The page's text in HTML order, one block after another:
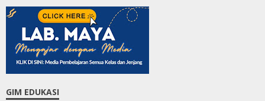
GIM EDUKASI